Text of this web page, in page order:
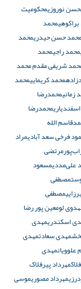
نوروزیمحکومیت
محمد
حسن حیدریمحمد
محمد راجیمحمد
شریفی‌ مقدم محمد
محمد کریماییمحمد
محمدرضا
محمدرضا
الله
فرخی سعد آبادیمراد
مرتضی
علی‌مددیمسعود
مصطفی
مصطفی
لومعین پور رضا
اسکندریمهدی
مهدی سعادتمهدی
مهدی
مهرداد پیرفلاک
مهرداد مصوریموسی